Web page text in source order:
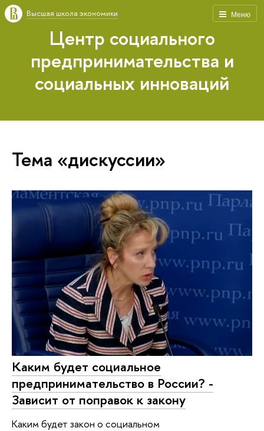
Меню
Высшая школа экономики
Центр социального
предпринимательства и
социальных инноваций
Тема «дискуссии»
Каким будет социальное
предпринимательство в России? -
Зависит от поправок к закону
Каким будет закон о социальном